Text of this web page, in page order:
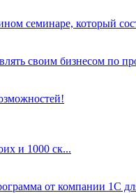
семинаре, который
своим бизнесом по
и 1000 ск...
от компании 1С